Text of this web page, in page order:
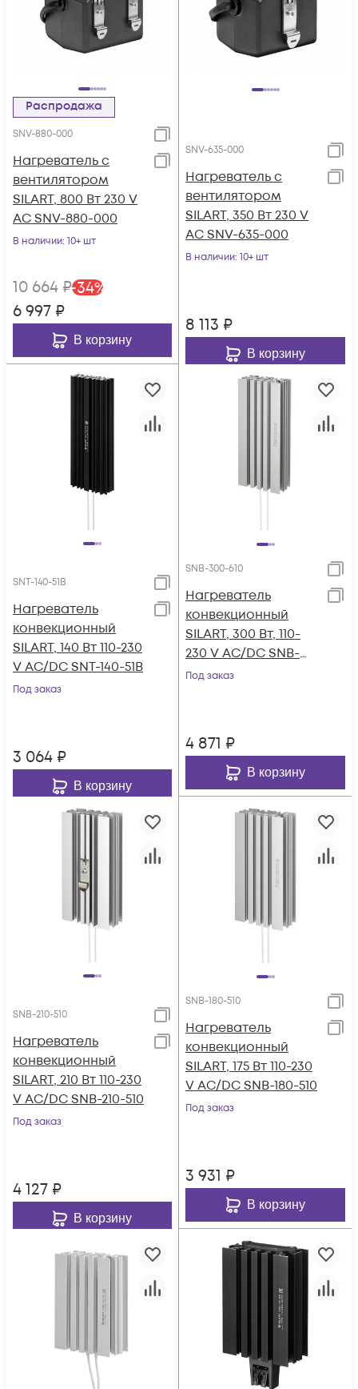
Распродажа
SNV-880-000
Нагреватель с
вентилятором
SILART, 800 Вт 230 V
AC SNV-880-000
В наличии: 10+ шт
10 664 ₽-34%
6 997 ₽
В корзину
SNV-635-000
Нагреватель с
вентилятором
SILART, 350 Вт 230 V
AC SNV-635-000
В наличии: 10+ шт
8 113 ₽
В корзину
SNT-140-51B
Нагреватель
конвекционный
SILART, 140 Вт 110-230
V AC/DC SNT-140-51B
Под заказ
3 064 ₽
В корзину
SNB-300-610
Нагреватель
конвекционный
SILART, 300 Вт, 110-
230 V AC/DC SNB-
300-610
Под заказ
4 871 ₽
В корзину
SNB-210-510
Нагреватель
конвекционный
SILART, 210 Вт 110-230
V AC/DC SNB-210-510
Под заказ
4 127 ₽
В корзину
SNB-180-510
Нагреватель
конвекционный
SILART, 175 Вт 110-230
V AC/DC SNB-180-510
Под заказ
3 931 ₽
В корзину